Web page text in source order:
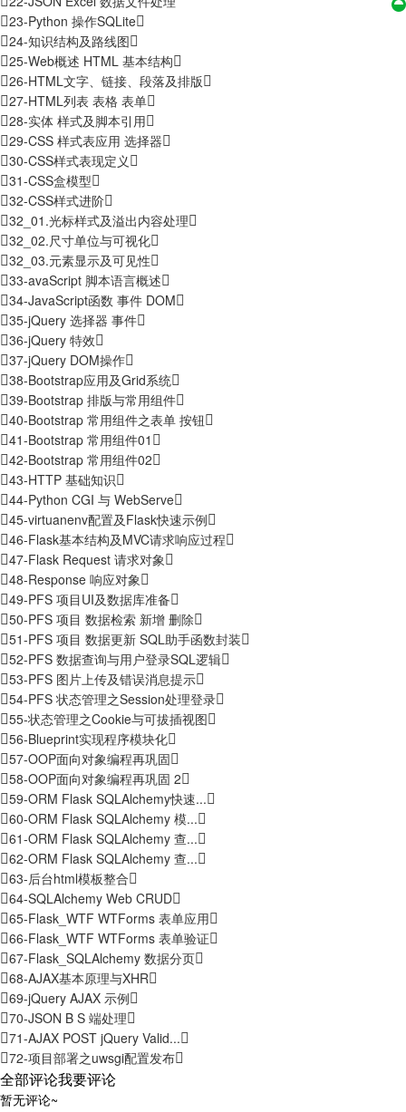
23-Python 操作SQLite
24-知识结构及路线图
25-Web概述 HTML 基本结构
26-HTML文字、链接、段落及排版
27-HTML列表 表格 表单
28-实体 样式及脚本引用
29-CSS 样式表应用 选择器
30-CSS样式表现定义
31-CSS盒模型
32-CSS样式进阶
32_01.光标样式及溢出内容处理
32_02.尺寸单位与可视化
32_03.元素显示及可见性
33-avaScript 脚本语言概述
34-JavaScript函数 事件 DOM
35-jQuery 选择器 事件
36-jQuery 特效
37-jQuery DOM操作
38-Bootstrap应用及Grid系统
39-Bootstrap 排版与常用组件
40-Bootstrap 常用组件之表单 按钮
41-Bootstrap 常用组件01
42-Bootstrap 常用组件02
43-HTTP 基础知识
44-Python CGI 与 WebServe
45-virtuanenv配置及Flask快速示例
46-Flask基本结构及MVC请求响应过程
47-Flask Request 请求对象
48-Response 响应对象
49-PFS 项目UI及数据库准备
50-PFS 项目 数据检索 新增 删除
51-PFS 项目 数据更新 SQL助手函数封装
52-PFS 数据查询与用户登录SQL逻辑
53-PFS 图片上传及错误消息提示
54-PFS 状态管理之Session处理登录
55-状态管理之Cookie与可拔插视图
56-Blueprint实现程序模块化
57-OOP面向对象编程再巩固
58-OOP面向对象编程再巩固 2
59-ORM Flask SQLAlchemy快速...
60-ORM Flask SQLAlchemy 模...
61-ORM Flask SQLAlchemy 查...
62-ORM Flask SQLAlchemy 查...
63-后台html模板整合
64-SQLAlchemy Web CRUD
65-Flask_WTF WTForms 表单应用
66-Flask_WTF WTForms 表单验证
67-Flask_SQLAlchemy 数据分页
68-AJAX基本原理与XHR
69-jQuery AJAX 示例
70-JSON B S 端处理
71-AJAX POST jQuery Valid...
72-项目部署之uwsgi配置发布
全部评论我要评论
暂无评论~